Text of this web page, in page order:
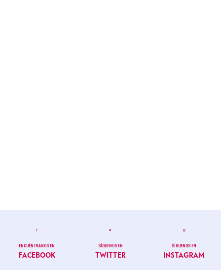
ENCUÉNTRANOS EN
FACEBOOK
SÍGUENOS EN
TWITTER
SÍGUENOS EN
INSTAGRAM